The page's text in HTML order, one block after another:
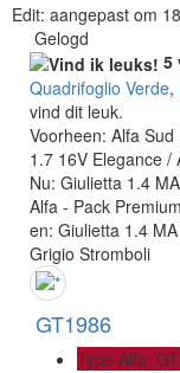
Edit: aangepast om
Gelogd
5
Quadrifoglio Verde,
vind dit leuk.
Voorheen: Alfa
1.7 16V Elegance /
Nu: Giulietta 1.4
Alfa - Pack Premium
en: Giulietta 1.4
Grigio Stromboli
GT1986
Type Alfa: